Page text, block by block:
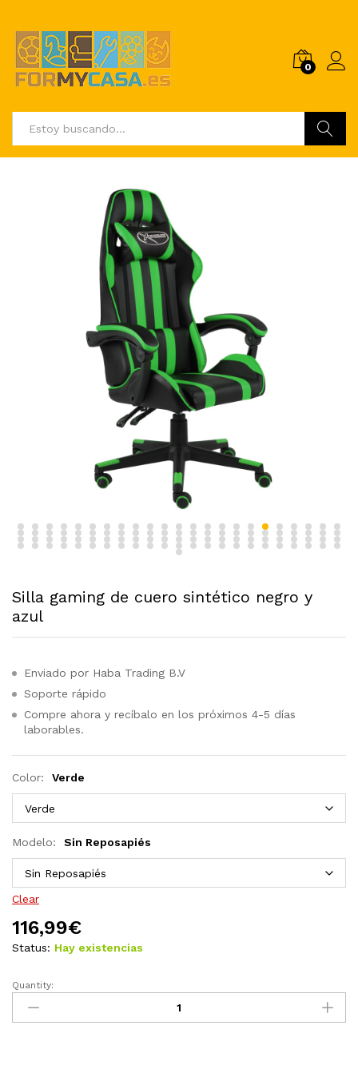
0
Silla gaming de cuero sintético negro y
azul
Enviado por Haba Trading B.V
Soporte rápido
Compre ahora y recíbalo en los próximos 4-5 días
laborables.
Color: Verde
Modelo: Sin Reposapiés
Clear
116,99€
Status: Hay existencias
Silla
gaming
de
Quantity: